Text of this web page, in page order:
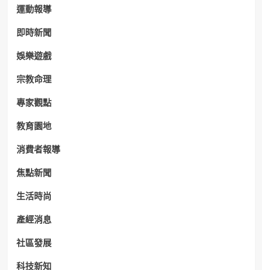
運動報導
即時新聞
娛樂遊戲
宗教命理
專家觀點
教育園地
消費者報導
焦點新聞
生活時尚
產經消息
社區發展
科技新知